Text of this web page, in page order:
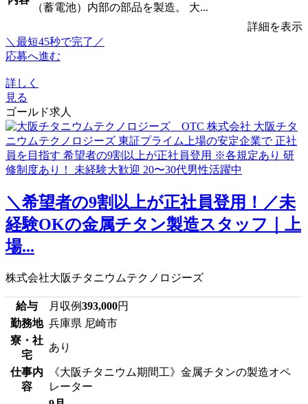
（蓄電池）内部の部品を製造。 大...
詳細を表示
＼最短45秒で完了／
応募へ進む
詳しく
見る
ゴールド求人
＼希望者の9割以上が正社員登用！／未
経験OKの金属チタン製造スタッフ｜上
場...
株式会社大阪チタニウムテクノロジーズ
給与 月収例393,000円
勤務地 兵庫県 尼崎市
寮・社
宅
あり
仕事内
容
《大阪チタニウム期間工》金属チタンの製造オペ
レーター